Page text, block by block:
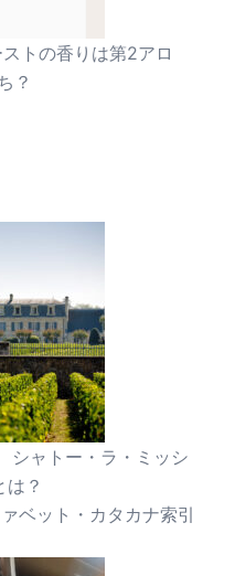
トの香りは第2アロ
？
ャトー・ラ・ミッシ
は？
ベット・カタカナ索引